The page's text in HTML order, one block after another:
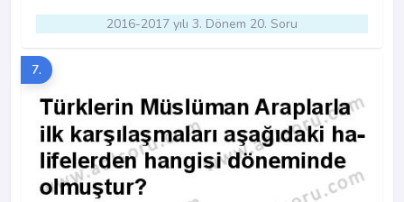
2016-2017 yılı 3. Dönem 20. Soru
7.